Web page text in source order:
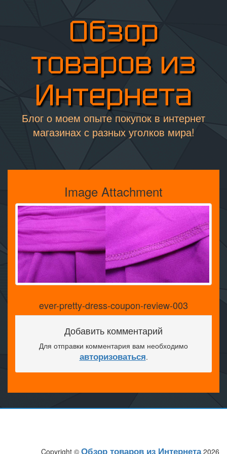
Обзор
товаров из
Интернета
Блог о моем опыте покупок в интернет
магазинах с разных уголков мира!
Image Attachment
ever-pretty-dress-coupon-review-003
Добавить комментарий
Для отправки комментария вам необходимо
авторизоваться.
Copyright © Обзор товаров из Интернета2026